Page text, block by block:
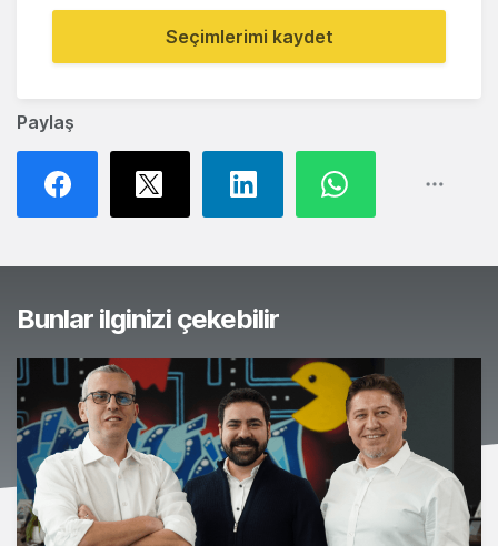
Paylaş
Seçimlerimi kaydet
Bunlar ilginizi çekebilir